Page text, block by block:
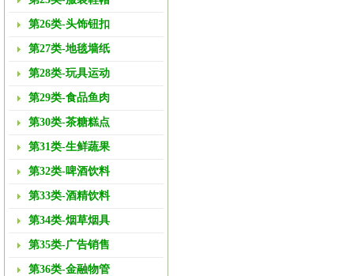
第26类-头饰钮扣
第27类-地毯墙纸
第28类-玩具运动
第29类-食品鱼肉
第30类-茶糖糕点
第31类-生鲜蔬果
第32类-啤酒饮料
第33类-酒精饮料
第34类-烟草烟具
第35类-广告销售
第36类-金融物管